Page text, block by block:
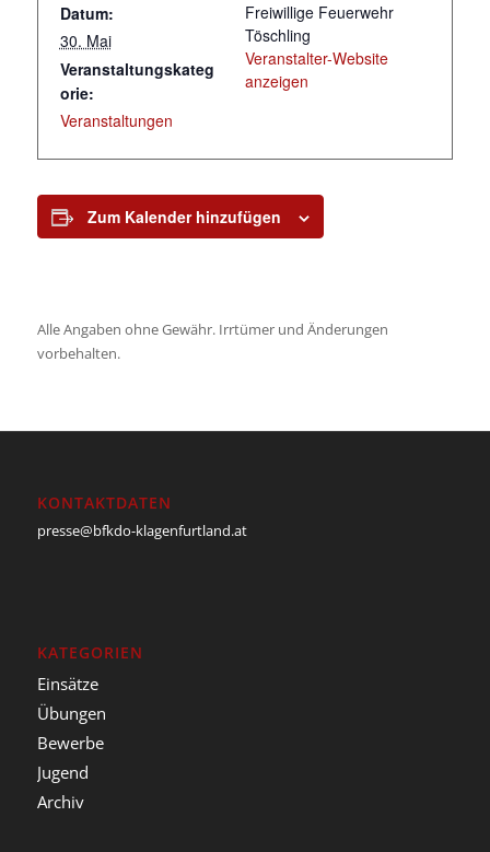
Datum:
30. Mai
Veranstaltungskateg
orie:
Veranstaltungen
Freiwillige Feuerwehr
Töschling
Veranstalter-Website
anzeigen
Zum Kalender hinzufügen
Alle Angaben ohne Gewähr. Irrtümer und Änderungen
vorbehalten.
KONTAKTDATEN
presse@bfkdo-klagenfurtland.at
KATEGORIEN
Einsätze
Übungen
Bewerbe
Jugend
Archiv